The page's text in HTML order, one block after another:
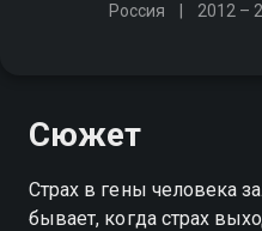
Россия 2012 –
Сюжет
Страх в гены человека
бывает, когда страх